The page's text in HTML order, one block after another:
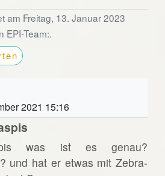
am Freitag, 13. Januar 2023
EPI-Team:.
2021 15:16
was ist es genau?
und hat er etwas mit Zebra-